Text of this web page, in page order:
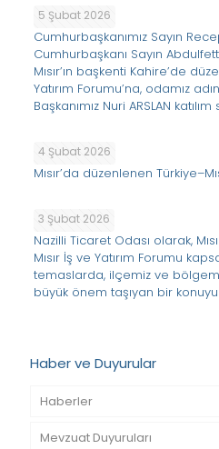
5 Şubat 2026
Cumhurbaşkanımız Sayın
Cumhurbaşkanı Sayın
Mısır’ın başkenti Kahire’de
Yatırım Forumu’na, odamız
Başkanımız Nuri ARSLAN
4 Şubat 2026
Mısır’da düzenlenen
3 Şubat 2026
Nazilli Ticaret Odası olarak,
Mısır İş ve Yatırım Forumu
temaslarda, ilçemiz ve
büyük önem taşıyan bir
Haber ve Duyurular
Haberler
Mevzuat Duyuruları